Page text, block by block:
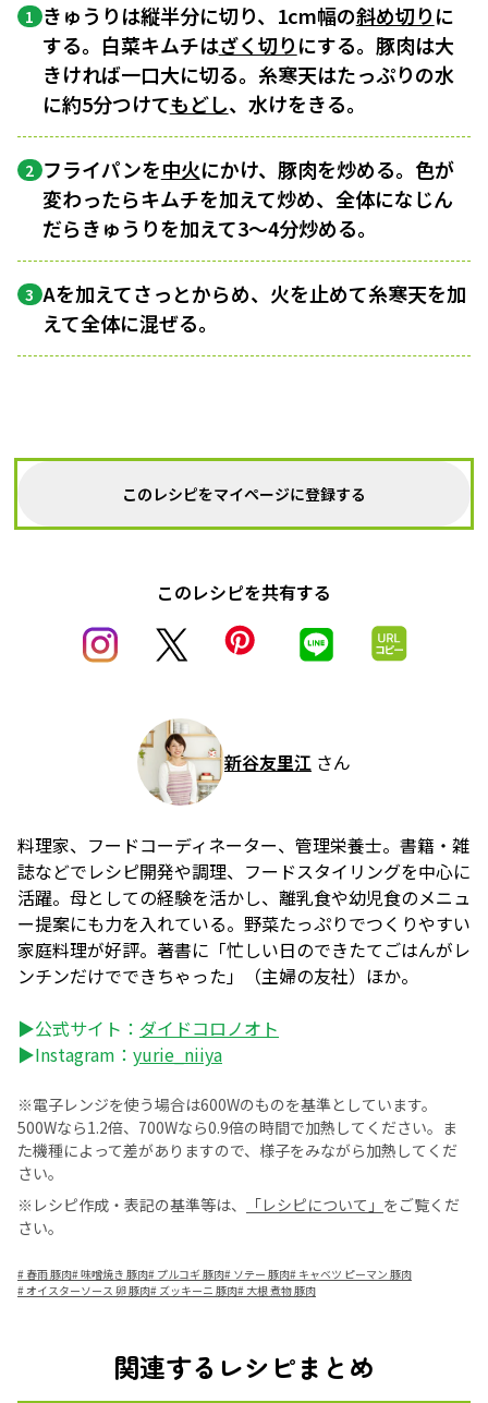
1 きゅうりは縦半分に切り、1cm幅の斜め切りに
する。白菜キムチはざく切りにする。豚肉は大
きければ一口大に切る。糸寒天はたっぷりの水
に約5分つけてもどし、水けをきる。
2 フライパンを中火にかけ、豚肉を炒める。色が
変わったらキムチを加えて炒め、全体になじん
だらきゅうりを加えて3～4分炒める。
3 Aを加えてさっとからめ、火を止めて糸寒天を加
えて全体に混ぜる。
このレシピをマイページに登録する
このレシピを共有する
新谷友里江 さん
料理家、フードコーディネーター、管理栄養士。書籍・雑
誌などでレシピ開発や調理、フードスタイリングを中心に
活躍。母としての経験を活かし、離乳食や幼児食のメニュ
ー提案にも力を入れている。野菜たっぷりでつくりやすい
家庭料理が好評。著書に「忙しい日のできたてごはんがレ
ンチンだけでできちゃった」（主婦の友社）ほか。
▶公式サイト： ダイドコロノオト
▶Instagram： yurie_niiya
※電子レンジを使う場合は600Wのものを基準としています。
500Wなら1.2倍、700Wなら0.9倍の時間で加熱してください。ま
た機種によって差がありますので、様子をみながら加熱してくだ
さい。
※レシピ作成・表記の基準等は、
「レシピについて」 をご覧くだ
さい。
# 春雨 豚肉#味噌焼き 豚肉# プルコギ 豚肉# ソテー 豚肉# キャベツ ピーマン 豚肉
#オイスターソース 卵 豚肉# ズッキーニ 豚肉# 大根 煮物 豚肉
関連するレシピまとめ